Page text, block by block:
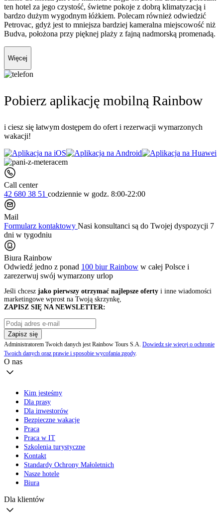
ten hotel za jego czystość, świetne pokoje z dobrą klimatyzacją i
bardzo dużym wygodnym łóżkiem. Polecam również odwiedzić
Petrovac, gdyż jest to mniejsza bardziej kameralna miejscowość niż
Budva, położona przy pięknej plaży z fajną nadmorską promenadą.
Więcej
Pobierz aplikację mobilną Rainbow
i ciesz się łatwym dostępem do ofert i rezerwacji wymarzonych
wakacji!
Call center
42 680 38 51 codziennie w godz. 8:00-22:00
Mail
Formularz kontaktowy Nasi konsultanci są do Twojej dyspozycji 7
dni w tygodniu
Biura Rainbow
Odwiedź jedno z ponad 100 biur Rainbow w całej Polsce i
zarezerwuj swój wymarzony urlop
Jeśli chcesz jako pierwszy otrzymać najlepsze oferty i inne wiadomości
marketingowe wprost na Twoją skrzynkę,
ZAPISZ SIĘ NA NEWSLETTER:
Zapisz się
Administratorem Twoich danych jest Rainbow Tours S.A. Dowiedz się więcej o ochronie
Twoich danych oraz prawie i sposobie wycofania zgody.
O nas
Kim jesteśmy
Dla prasy
Dla inwestorów
Bezpieczne wakacje
Praca
Praca w IT
Szkolenia turystyczne
Kontakt
Standardy Ochrony Małoletnich
Nasze hotele
Biura
Dla klientów